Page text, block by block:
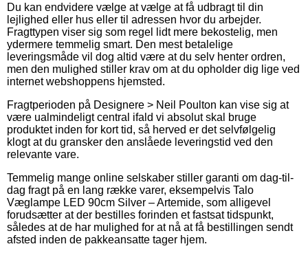
Du kan endvidere vælge at vælge at få udbragt til din
lejlighed eller hus eller til adressen hvor du arbejder.
Fragttypen viser sig som regel lidt mere bekostelig, men
ydermere temmelig smart. Den mest betalelige
leveringsmåde vil dog altid være at du selv henter ordren,
men den mulighed stiller krav om at du opholder dig lige ved
internet webshoppens hjemsted.
Fragtperioden på Designere > Neil Poulton kan vise sig at
være ualmindeligt central ifald vi absolut skal bruge
produktet inden for kort tid, så herved er det selvfølgelig
klogt at du gransker den anslåede leveringstid ved den
relevante vare.
Temmelig mange online selskaber stiller garanti om dag-til-
dag fragt på en lang række varer, eksempelvis Talo
Væglampe LED 90cm Silver – Artemide, som alligevel
forudsætter at der bestilles forinden et fastsat tidspunkt,
således at de har mulighed for at nå at få bestillingen sendt
afsted inden de pakkeansatte tager hjem.